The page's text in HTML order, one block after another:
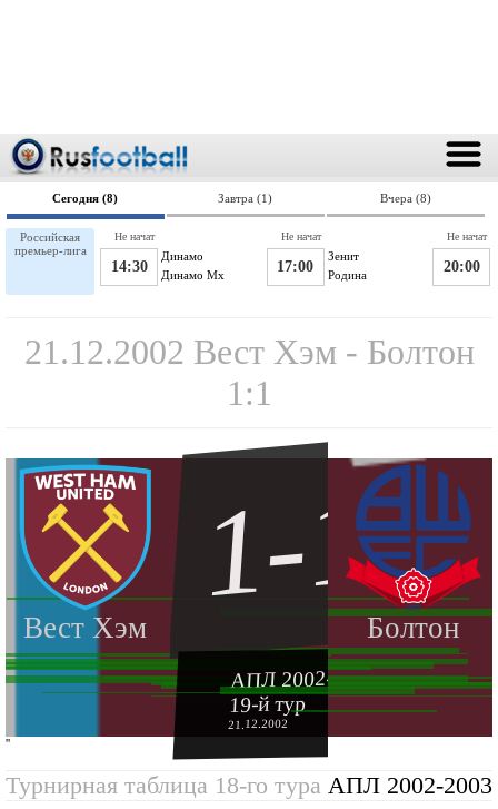
Сегодня (8) Завтра (1) Вчера (8)
Российская
премьер-лига
Динамо
14:30 Динамо Мх
Не начат
Зенит
17:00 Родина
Не начат
20:00
Не начат
21.12.2002 Вест Хэм - Болтон
1:1
Вест Хэм Болтон
1-1
АПЛ 2002-2003
19-й тур
21.12.2002
''
Турнирная таблица 18-го тура АПЛ 2002-2003